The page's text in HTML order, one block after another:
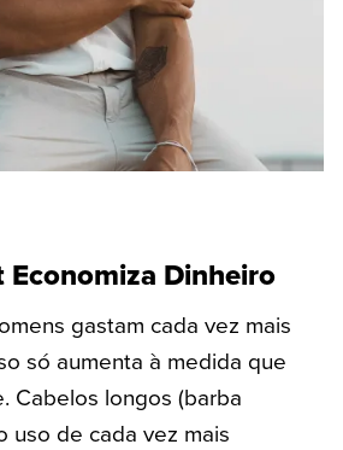
Economiza Dinheiro
gastam cada vez mais
só aumenta à medida que
Cabelos longos (barba
uso de cada vez mais